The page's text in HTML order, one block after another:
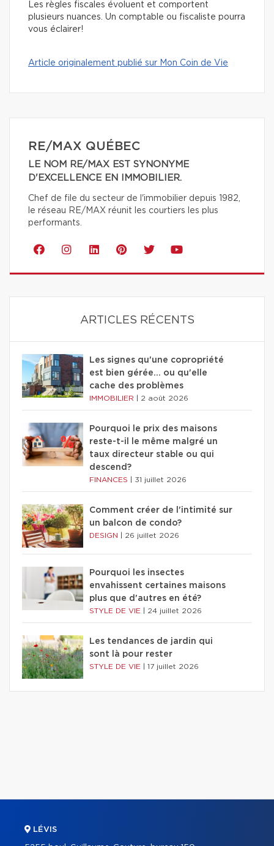
Les règles fiscales évoluent et comportent
plusieurs nuances. Un comptable ou fiscaliste pourra
vous éclairer!
Article originalement publié sur Mon Coin de Vie
RE/MAX QUÉBEC
LE NOM RE/MAX EST SYNONYME
D'EXCELLENCE EN IMMOBILIER.
Chef de file du secteur de l'immobilier depuis 1982,
le réseau RE/MAX réunit les courtiers les plus
performants.
ARTICLES RÉCENTS
Les signes qu'une copropriété
est bien gérée… ou qu'elle
cache des problèmes
IMMOBILIER 2 août 2026
Pourquoi le prix des maisons
reste-t-il le même malgré un
taux directeur stable ou qui
descend?
FINANCES 31 juillet 2026
Comment créer de l'intimité sur
un balcon de condo?
DESIGN 26 juillet 2026
Pourquoi les insectes
envahissent certaines maisons
plus que d'autres en été?
STYLE DE VIE 24 juillet 2026
Les tendances de jardin qui
sont là pour rester
STYLE DE VIE 17 juillet 2026
LÉVIS